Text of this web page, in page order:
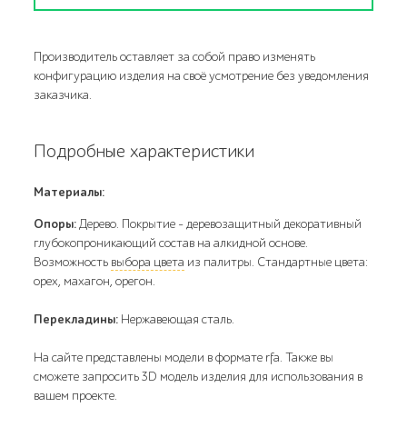
Производитель оставляет за собой право изменять
конфигурацию изделия на своё усмотрение без уведомления
заказчика.
Подробные характеристики
Материалы:
Опоры:Дерево. Покрытие – деревозащитный декоративный
глубокопроникающий состав на алкидной основе.
Возможность выбора цвета из палитры. Стандартные цвета:
орех, махагон, орегон.
Перекладины: Нержавеющая сталь.
На сайте представлены модели в формате rfa. Также вы
сможете запросить 3D модель изделия для использования в
вашем проекте.